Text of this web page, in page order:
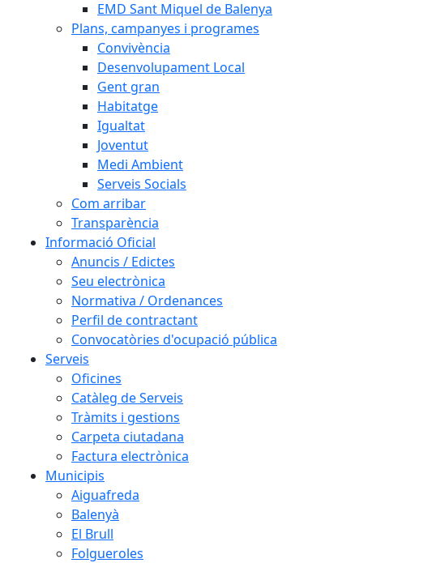
EMD Sant Miquel de Balenya
Plans, campanyes i programes
Convivència
Desenvolupament Local
Gent gran
Habitatge
Igualtat
Joventut
Medi Ambient
Serveis Socials
Com arribar
Transparència
Informació Oficial
Anuncis / Edictes
Seu electrònica
Normativa / Ordenances
Perfil de contractant
Convocatòries d'ocupació pública
Serveis
Oficines
Catàleg de Serveis
Tràmits i gestions
Carpeta ciutadana
Factura electrònica
Municipis
Aiguafreda
Balenyà
El Brull
Folgueroles